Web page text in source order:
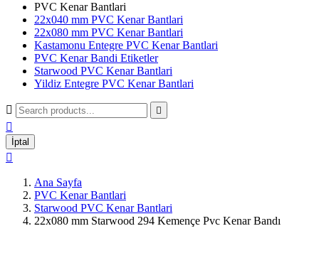
PVC Kenar Bantlari
22x040 mm PVC Kenar Bantlari
22x080 mm PVC Kenar Bantlari
Kastamonu Entegre PVC Kenar Bantlari
PVC Kenar Bandi Etiketler
Starwood PVC Kenar Bantlari
Yildiz Entegre PVC Kenar Bantlari
 

İptal

Ana Sayfa
PVC Kenar Bantlari
Starwood PVC Kenar Bantlari
22x080 mm Starwood 294 Kemençe Pvc Kenar Bandı